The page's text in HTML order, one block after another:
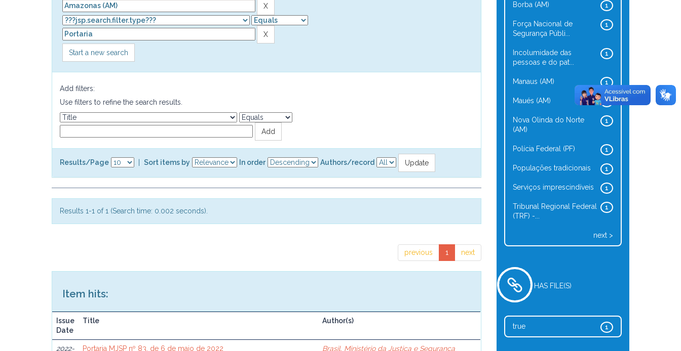
Start a new search
Add filters:
Use filters to refine the search results.
Results/Page Sort items by In order Authors/record
Results 1-1 of 1 (Search time: 0.002 seconds).
previous 1 next
Item hits:
Issue
Date
Title Author(s)
2022- Portaria MJSP nº 83, de 6 de maio de 2022 Brasil. Ministério da Justiça e Segurança
1
Borba (AM)
1
Força Nacional de
Segurança Públi...
1
Incolumidade das
pessoas e do pat...
1
Manaus (AM)
1
Maués (AM)
1
Nova Olinda do Norte
(AM)
1
Polícia Federal (PF)
1
Populações tradicionais
1
Serviços imprescindíveis
1
Tribunal Regional Federal
(TRF) -...
next >
HAS FILE(S)
1
true